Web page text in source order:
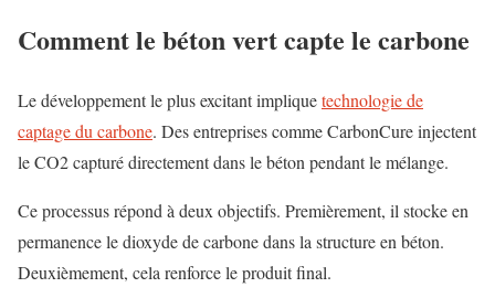
Comment le béton vert capte le carbone
Le développement le plus excitant impliquetechnologie de
captage du carbone. Des entreprises comme CarbonCure injectent
le CO2 capturé directement dans le béton pendant le mélange.
Ce processus répond à deux objectifs. Premièrement, il stocke en
permanence le dioxyde de carbone dans la structure en béton.
Deuxièmement, cela renforce le produit final.